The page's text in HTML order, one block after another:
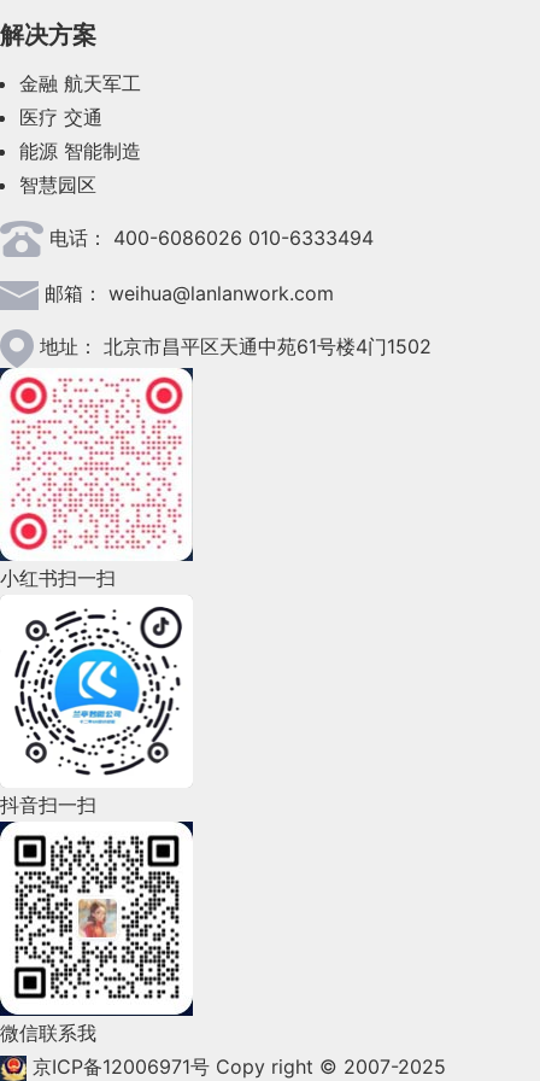
2023年7月(62)
2023年6月(58)
2023年5月(28)
2023年4月(47)
2023年3月(37)
2023年2月(90)
2023年1月(78)
2022年12月(45)
2022年11月(69)
2022年10月(51)
2022年9月(135)
2022年8月(60)
2022年7月(111)
2022年6月(162)
2022年5月(143)
2022年4月(86)
2022年3月(119)
2022年2月(53)
2022年1月(99)
2021年12月(105)
解决方案
金融 航天军工
医疗 交通
能源 智能制造
智慧园区
电话： 400-6086026 010-6333494
邮箱： weihua@lanlanwork.com
地址： 北京市昌平区天通中苑61号楼4门1502
小红书扫一扫
抖音扫一扫
微信联系我
京ICP备12006971号 Copy right © 2007-2025